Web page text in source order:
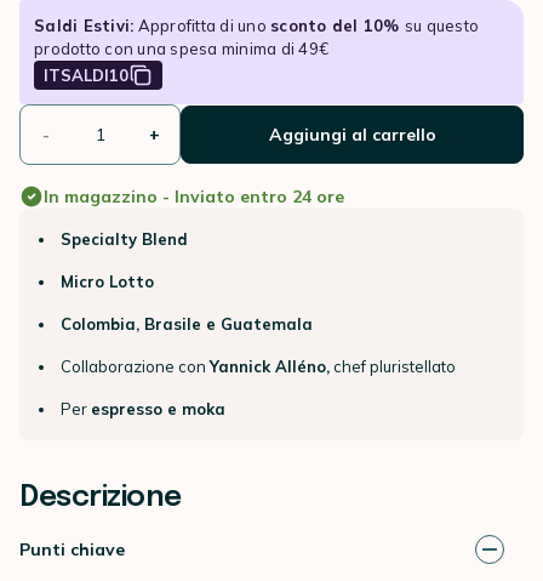
Saldi Estivi: Approfitta di uno sconto del 10% su questo
prodotto con una spesa minima di 49€
ITSALDI10
- + Aggiungi al carrello
In magazzino - Inviato entro 24 ore
Specialty Blend
Micro Lotto
Colombia, Brasile e Guatemala
Collaborazione conYannick Alléno,chef pluristellato
Per espresso e moka
Descrizione
Punti chiave